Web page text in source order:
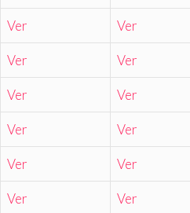
Ver Ver
Ver Ver
Ver Ver
Ver Ver
Ver Ver
Ver Ver